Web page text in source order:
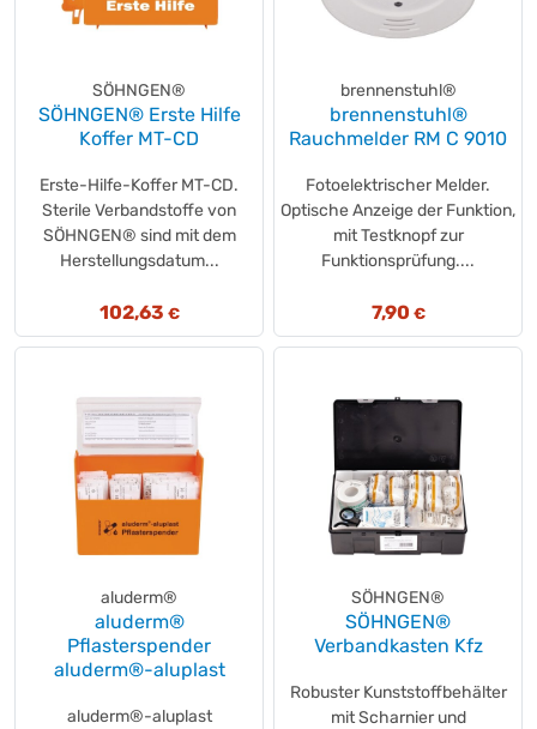
SÖHNGEN®
SÖHNGEN® Erste Hilfe
Koffer MT-CD
Erste-Hilfe-Koffer MT-CD.
Sterile Verbandstoffe von
SÖHNGEN® sind mit dem
Herstellungsdatum...
102,63 €
brennenstuhl®
brennenstuhl®
Rauchmelder RM C 9010
Fotoelektrischer Melder.
Optische Anzeige der Funktion,
mit Testknopf zur
Funktionsprüfung....
7,90 €
aluderm®
aluderm®
Pflasterspender
aluderm®-aluplast
aluderm®-aluplast
SÖHNGEN®
SÖHNGEN®
Verbandkasten Kfz
Robuster Kunststoffbehälter
mit Scharnier und